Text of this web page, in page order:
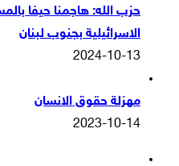
حزب الله: هاجمنا حيفا
الاسرائيلية بجنوب لبنان
2024-10-13
مهزلة حقوق الانسان
2023-10-14